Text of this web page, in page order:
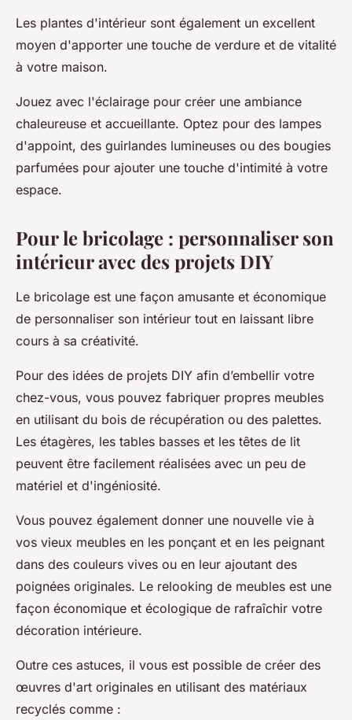
Les plantes d'intérieur sont également un excellent
moyen d'apporter une touche de verdure et de vitalité
à votre maison.
Jouez avec l'éclairage pour créer une ambiance
chaleureuse et accueillante. Optez pour des lampes
d'appoint, des guirlandes lumineuses ou des bougies
parfumées pour ajouter une touche d'intimité à votre
espace.
Pour le bricolage : personnaliser son
intérieur avec des projets DIY
Le bricolage est une façon amusante et économique
de personnaliser son intérieur tout en laissant libre
cours à sa créativité.
Pour des idées de projets DIY afin d’embellir votre
chez-vous, vous pouvez fabriquer propres meubles
en utilisant du bois de récupération ou des palettes.
Les étagères, les tables basses et les têtes de lit
peuvent être facilement réalisées avec un peu de
matériel et d'ingéniosité.
Vous pouvez également donner une nouvelle vie à
vos vieux meubles en les ponçant et en les peignant
dans des couleurs vives ou en leur ajoutant des
poignées originales. Le relooking de meubles est une
façon économique et écologique de rafraîchir votre
décoration intérieure.
Outre ces astuces, il vous est possible de créer des
œuvres d'art originales en utilisant des matériaux
recyclés comme :